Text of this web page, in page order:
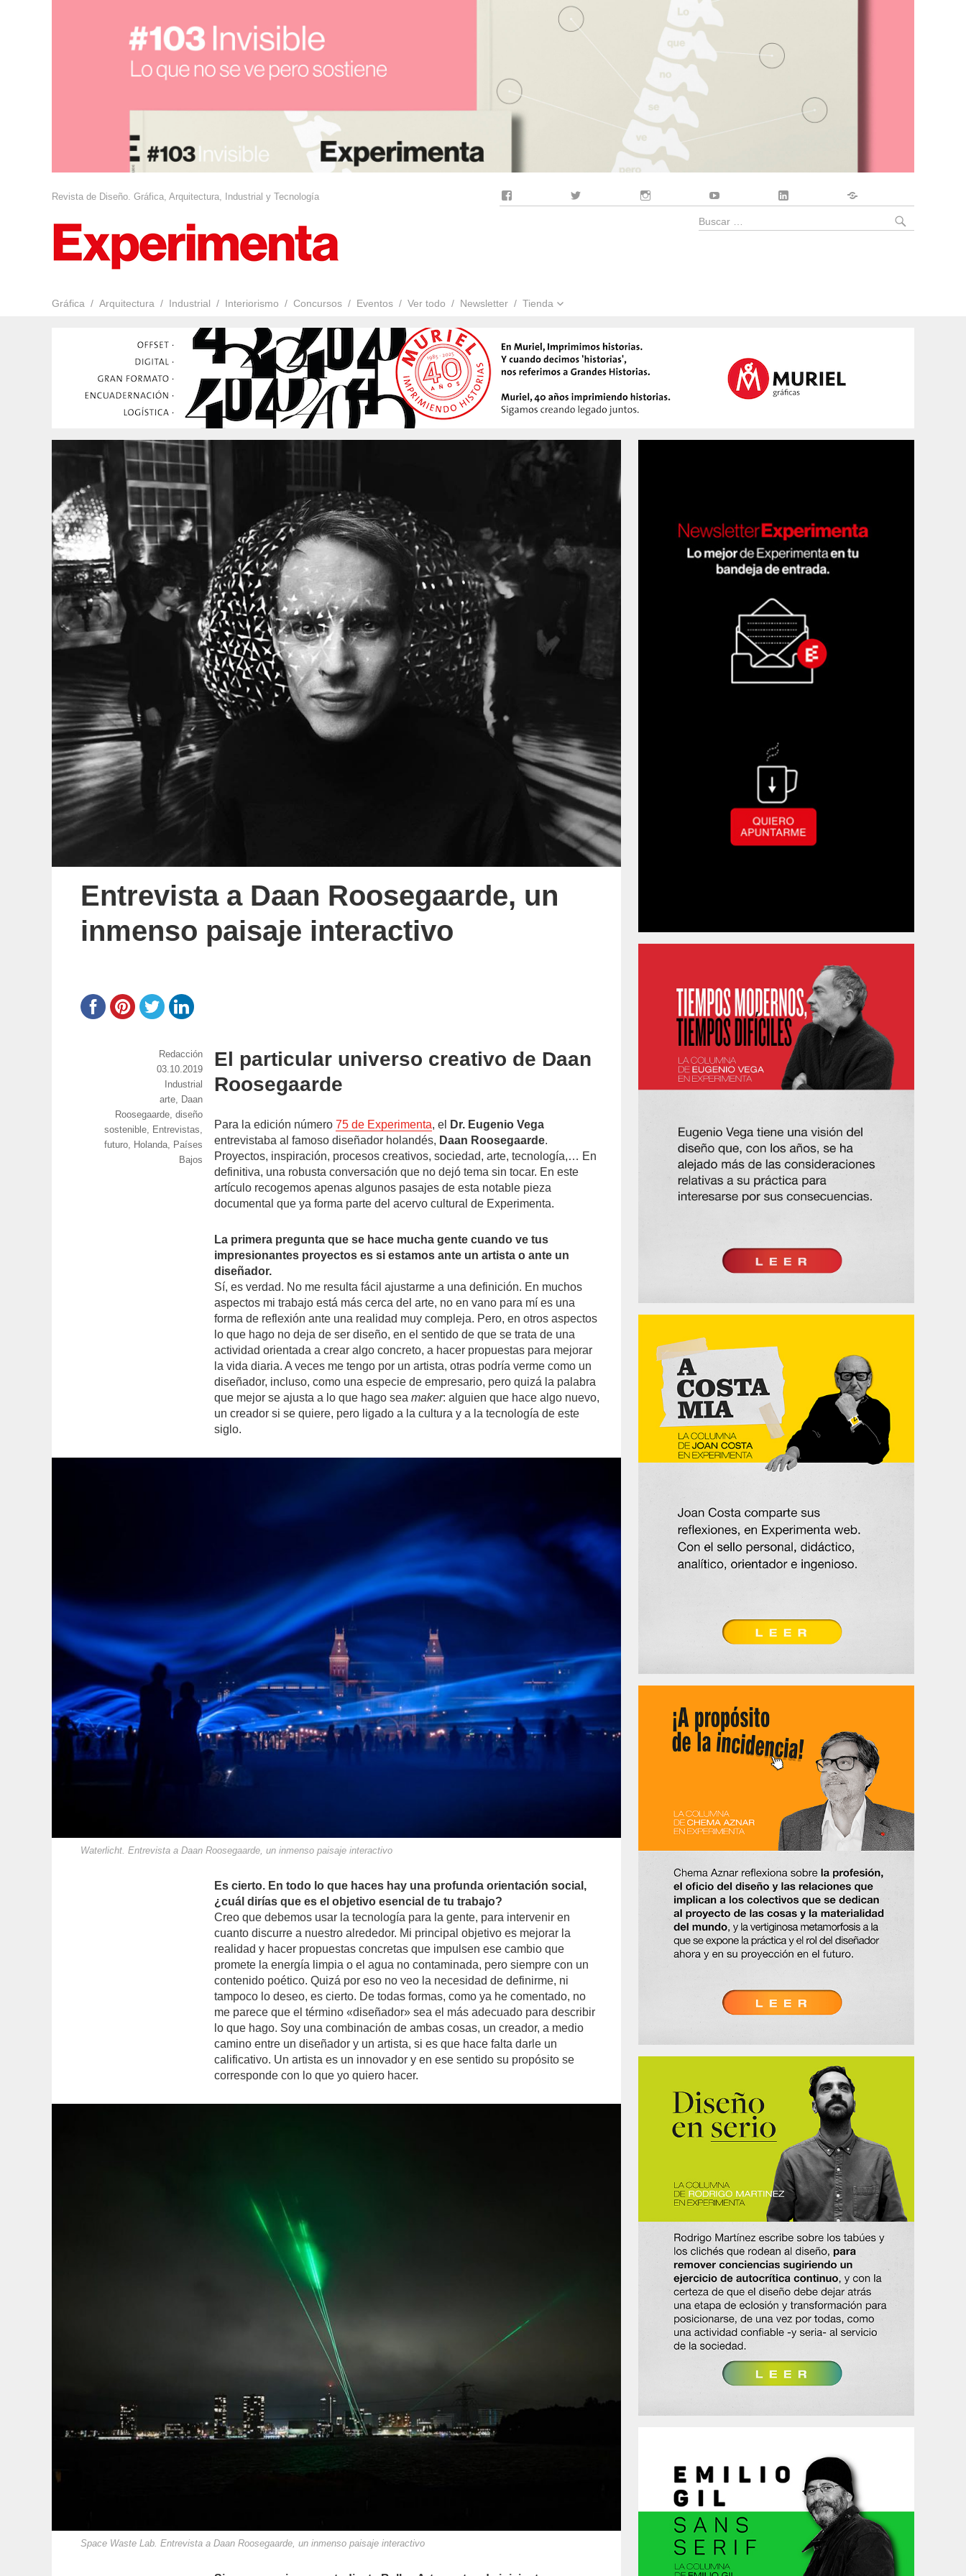
Revista de Diseño. Gráfica, Arquitectura, Industrial y Tecnología
Gráfica Arquitectura Industrial Interiorismo Concursos Eventos Ver todo Newsletter Tienda
Buscar
Entrevista a Daan Roosegaarde, un
inmenso paisaje interactivo
El particular universo creativo de Daan
Roosegaarde
Para la edición número75 de Experimenta, el
Dr. Eugenio Vega
entrevistaba al famoso diseñador holandés, Daan Roosegaarde.
Proyectos, inspiración, procesos creativos, sociedad, arte, tecnología,… En
definitiva, una robusta conversación que no dejó tema sin tocar. En este
artículo recogemos apenas algunos pasajes de esta notable pieza
documental que ya forma parte del acervo cultural de Experimenta.
La primera pregunta que se hace mucha gente cuando ve tus
impresionantes proyectos es si estamos ante un artista o ante un
diseñador.
Sí, es verdad. No me resulta fácil ajustarme a una definición. En muchos
aspectos mi trabajo está más cerca del arte, no en vano para mí es una
forma de reflexión ante una realidad muy compleja. Pero, en otros aspectos
lo que hago no deja de ser diseño, en el sentido de que se trata de una
actividad orientada a crear algo concreto, a hacer propuestas para mejorar
la vida diaria. A veces me tengo por un artista, otras podría verme como un
diseñador, incluso, como una especie de empresario, pero quizá la palabra
que mejor se ajusta a lo que hago seamaker: alguien que hace algo nuevo,
un creador si se quiere, pero ligado a la cultura y a la tecnología de este
siglo.
Waterlicht. Entrevista a Daan Roosegaarde, un inmenso paisaje interactivo
Es cierto. En todo lo que haces hay una profunda orientación social,
¿cuál dirías que es el objetivo esencial de tu trabajo?
Creo que debemos usar la tecnología para la gente, para intervenir en
cuanto discurre a nuestro alrededor. Mi principal objetivo es mejorar la
realidad y hacer propuestas concretas que impulsen ese cambio que
promete la energía limpia o el agua no contaminada, pero siempre con un
contenido poético. Quizá por eso no veo la necesidad de definirme, ni
tampoco lo deseo, es cierto. De todas formas, como ya he comentado, no
me parece que el término «diseñador» sea el más adecuado para describir
lo que hago. Soy una combinación de ambas cosas, un creador, a medio
camino entre un diseñador y un artista, si es que hace falta darle un
calificativo. Un artista es un innovador y en ese sentido su propósito se
corresponde con lo que yo quiero hacer.
Space Waste Lab. Entrevista a Daan Roosegaarde, un inmenso paisaje interactivo
https://www.experimenta.es/author/redaccion/
Redacción
Publicado
03.10.2019
Categorías
Industrial
Etiquetas
arte, Daan
Roosegaarde,diseño
sostenible, Entrevistas,
futuro, Holanda, Países
Bajos